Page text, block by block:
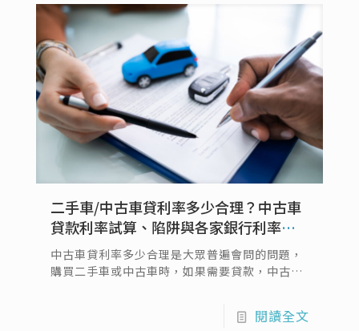
良建議的好文章，幫助您順利進行中古車貸款流
程。中古車貸流程…
二手車/中古車貸利率多少合理？中古車
貸款利率試算、陷阱與各家銀行利率一
次看
中古車貸利率多少合理是大眾普遍會問的問題，
購買二手車或中古車時，如果需要貸款，中古車
合適的貸款方案尤為重要。數據僅供參考，實際
閱讀全文